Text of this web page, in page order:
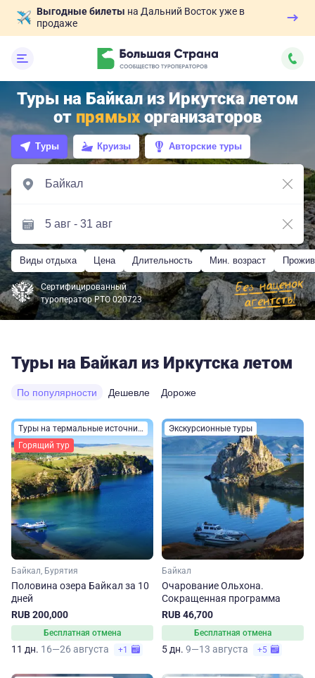
Выгодные билеты на Дальний Восток уже в
продаже
Туры на Байкал из Иркутска летом
от прямыхорганизаторов
Туры Круизы Авторские туры
Виды отдыха Цена Длительность Мин. возраст
Сертифицированный
туроператор РТО 020723
Туры на Байкал из Иркутска летом
По популярности Дешевле Дороже
Туры на термальные источники
Горящий тур
Байкал, Бурятия
Половина озера Байкал за 10
дней
RUB 200,000
Бесплатная отмена
11 дн. 16—26 августа +1
Экскурсионные туры
Байкал
Очарование Ольхона.
Сокращенная программа
RUB 46,700
Бесплатная отмена
5 дн. 9—13 августа +5